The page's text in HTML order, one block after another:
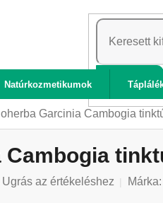
KERESÉS
Natúrkozmetikumok
Garcinia Cambogia
Ugrás az értékeléshez Márka: